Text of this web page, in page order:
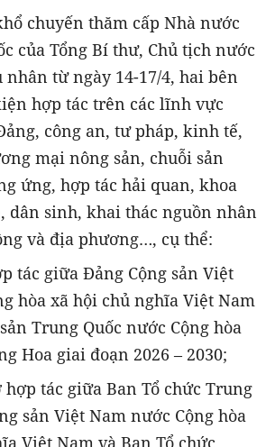
chuyến thăm cấp Nhà nước
của Tổng Bí thư, Chủ tịch nước
nhân từ ngày 14-17/4, hai bên
hợp tác trên các lĩnh vực
công an, tư pháp, kinh tế,
mại nông sản, chuỗi sản
ứng, hợp tác hải quan, khoa
dân sinh, khai thác nguồn nhân
và địa phương…, cụ thể:
tác giữa Đảng Cộng sản Việt
hòa xã hội chủ nghĩa Việt Nam
Trung Quốc nước Cộng hòa
Hoa giai đoạn 2026 – 2030;
hợp tác giữa Ban Tổ chức Trung
sản Việt Nam nước Cộng hòa